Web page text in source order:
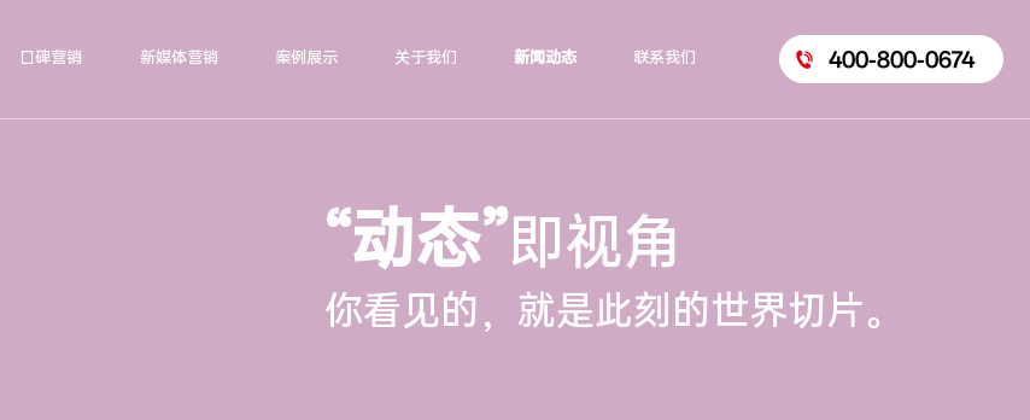
口碑营销 新媒体营销 案例展示 关于我们 新闻动态 联系我们 400-800-0674
“动态”即视角
你看见的，就是此刻的世界切片。